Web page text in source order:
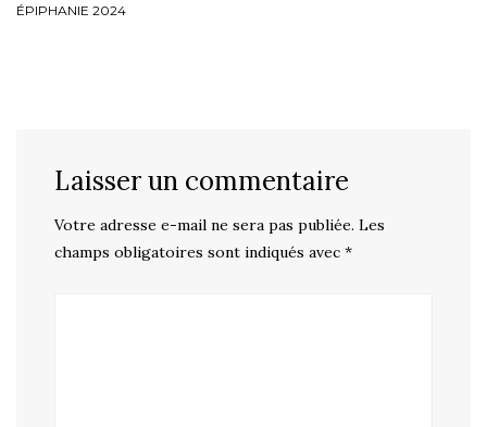
ÉPIPHANIE 2024
Laisser un commentaire
Votre adresse e-mail ne sera pas publiée. Les
champs obligatoires sont indiqués avec *